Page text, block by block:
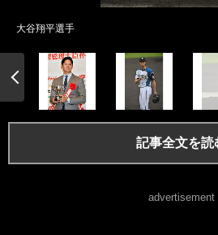
大谷翔平選手
記事全文を読
advertisement